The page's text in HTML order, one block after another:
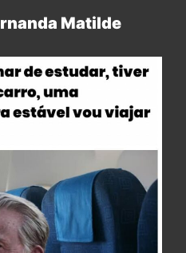
Matilde